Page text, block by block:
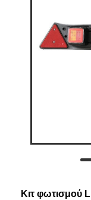
Κιτ φωτισμού